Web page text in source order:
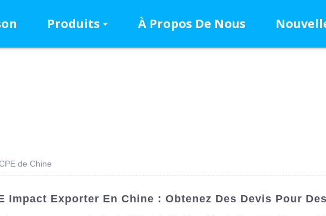
Produits À Propos De Nous
de Chine
Impact Exporter En Chine : Obtenez Des Devis Pour